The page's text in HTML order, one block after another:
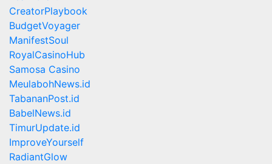
CreatorPlaybook
BudgetVoyager
ManifestSoul
RoyalCasinoHub
Samosa Casino
MeulabohNews.id
TabananPost.id
BabelNews.id
TimurUpdate.id
ImproveYourself
RadiantGlow